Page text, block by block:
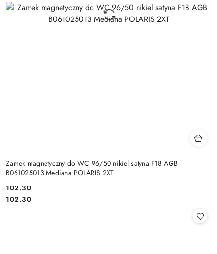
Zamek magnetyczny do WC 96/50 nikiel satyna F18 AGB
B061025013 Mediana POLARIS 2XT
Cena:
102.30
Cena:
102.30